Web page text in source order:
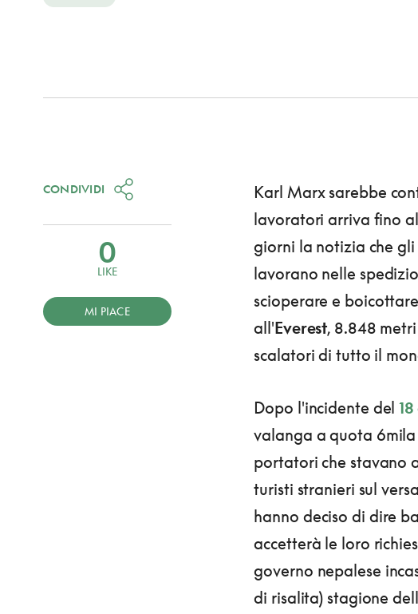
Karl Marx sarebbe
lavoratori arriva fino
giorni la notizia che gli
lavorano nelle
scioperare e
all'Everest, 8.848
scalatori di tutto il
Dopo l'incidente del
valanga a quota
portatori che stavano
turisti stranieri sul
hanno deciso di dire
accetterà le loro
governo nepalese
di risalita) stagione
CONDIVIDI
0
LIKE
MI PIACE